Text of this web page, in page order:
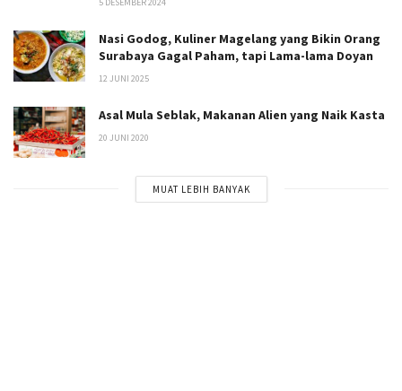
Nasi Godog, Kuliner Magelang yang Bikin Orang
Surabaya Gagal Paham, tapi Lama-lama Doyan
12 JUNI 2025
Asal Mula Seblak, Makanan Alien yang Naik Kasta
20 JUNI 2020
MUAT LEBIH BANYAK